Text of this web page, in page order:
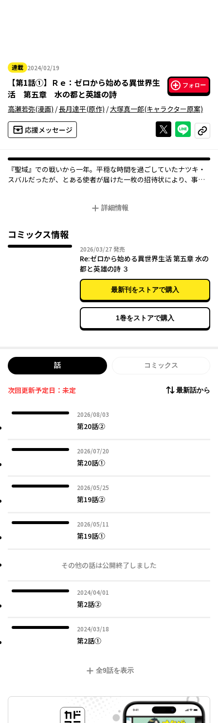
連載 2024/02/19
2024年02月19日
【第1話①】 Ｒｅ：ゼロから始める異世界生
活 第五章 水の都と英雄の詩
フォロー
高瀬若弥(漫画) /長月達平(原作) /大塚真一郎(キャラクター原案)
応援メッセージ Xで投稿する
ライン
コピー
『聖域』での戦いから一年。平穏な時間を過ごしていたナツキ・
スバルだったが、とある使者が届けた一枚の招待状により、事態
悪意の胎動が蠢く水門都市へ、集え歴戦の英雄たち。待望のリゼ
詳細情報
コミックス情報
2026/03/272026年03月27日
発売
Re:ゼロから始める異世界生活 第五章 水の
都と英雄の詩 ３
最新刊をストアで購入
1巻をストアで購入
話 コミックス
次回更新予定日：未定 最新話から
2026/08/03
2026年08月03日
第20話②
2026/07/20
2026年07月20日
第20話①
2026/05/25
2026年05月25日
第19話②
2026/05/11
2026年05月11日
第19話①
その他の話は公開終了しました
2024/04/01
2024年04月01日
第2話②
2024/03/18
2024年03月18日
第2話①
全9話を表示